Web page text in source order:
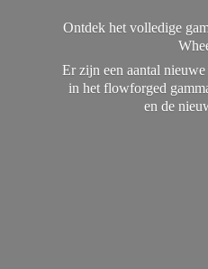
Ontdek het volledige
Er zijn een aantal
in het flowforged
en de